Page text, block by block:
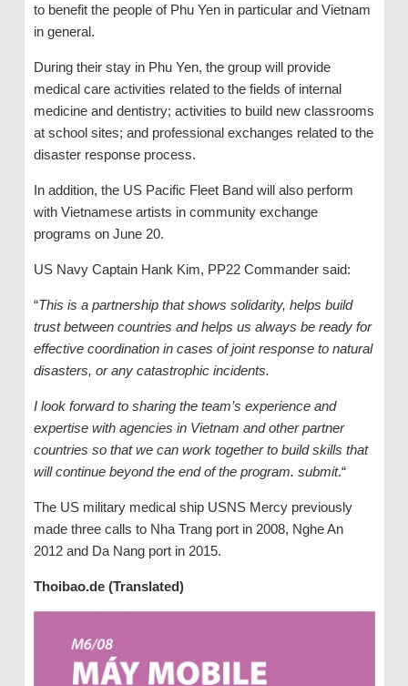
to benefit the people of Phu Yen in particular and Vietnam
in general.
During their stay in Phu Yen, the group will provide
medical care activities related to the fields of internal
medicine and dentistry; activities to build new classrooms
at school sites; and professional exchanges related to the
disaster response process.
In addition, the US Pacific Fleet Band will also perform
with Vietnamese artists in community exchange
programs on June 20.
US Navy Captain Hank Kim, PP22 Commander said:
“This is a partnership that shows solidarity, helps build
trust between countries and helps us always be ready for
effective coordination in cases of joint response to natural
disasters, or any catastrophic incidents.
I look forward to sharing the team’s experience and
expertise with agencies in Vietnam and other partner
countries so that we can work together to build skills that
will continue beyond the end of the program. submit.“
The US military medical ship USNS Mercy previously
made three calls to Nha Trang port in 2008, Nghe An
2012 and Da Nang port in 2015.
Thoibao.de (Translated)